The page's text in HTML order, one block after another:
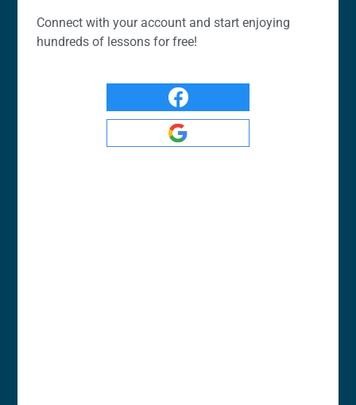
Connect with your account and start enjoying
hundreds of lessons for free!